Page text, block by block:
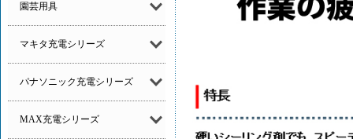
園芸用具
マキタ充電シリーズ
パナソニック充電シリーズ
MAX充電シリーズ